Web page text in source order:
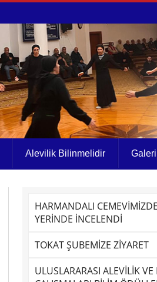
Alevilik Bilinmelidir Galeri
HARMANDALI
YERİNDE İNCELENDİ
TOKAT ŞUBEMİZE ZİYARET
ULUSLARARASI ALEVİLİK VE